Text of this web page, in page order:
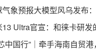
气象预报大模型风乌发布
13 Ultra官宣：和徕卡研发
中国行”｜牵手海南自贸